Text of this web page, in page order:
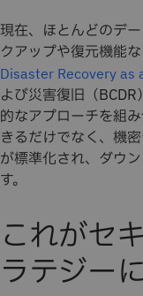
現在、ほとんどのデ
クアップや復元機能
Disaster Recovery as
よび災害復旧（
的なアプローチを組
きるだけでなく、機
が標準化され、ダウ
す。
これがセ
ラテジー